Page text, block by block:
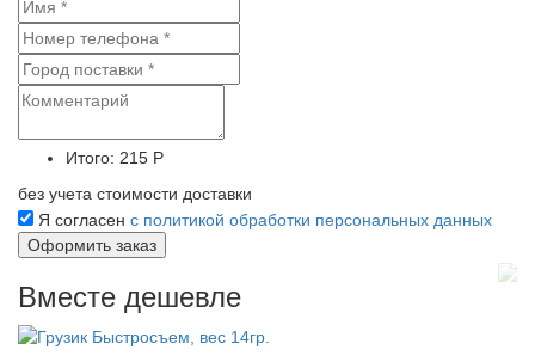
Итого: 215 Р
без учета стоимости доставки
Я согласен с политикой обработки персональных данных
Вместе дешевле